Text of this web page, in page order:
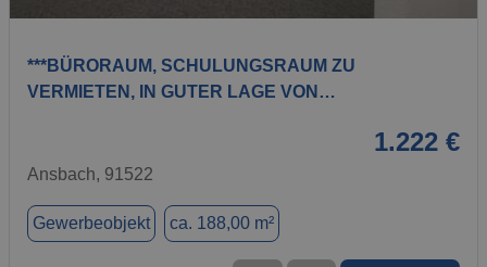
***BÜRORAUM, SCHULUNGSRAUM ZU
VERMIETEN, IN GUTER LAGE VON…
1.222 €
Ansbach, 91522
Gewerbeobjekt ca. 188,00 m²